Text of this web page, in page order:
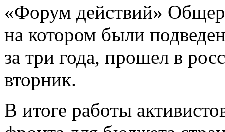
«Форум действий»
на котором были
за три года, прошел в
вторник.
В итоге работы